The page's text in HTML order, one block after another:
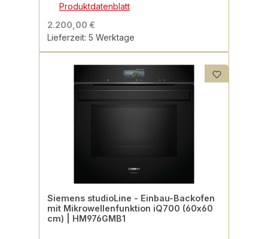
Produktdatenblatt
2.200,00 €
Lieferzeit: 5 Werktage
Siemens studioLine - Einbau-Backofen
mit Mikrowellenfunktion iQ700 (60x60
cm) | HM976GMB1